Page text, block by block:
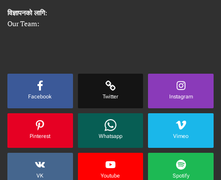
विज्ञापनको लागि:
Our Team:
Facebook Twitter Instagram
Pinterest Whatsapp Vimeo
VK Youtube Spotify